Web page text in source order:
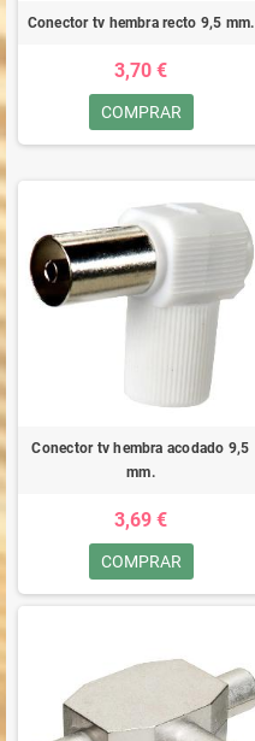
Conector tv hembra recto 9,5 mm.
3,70 €
COMPRAR
Conector tv hembra acodado 9,5
mm.
3,69 €
COMPRAR